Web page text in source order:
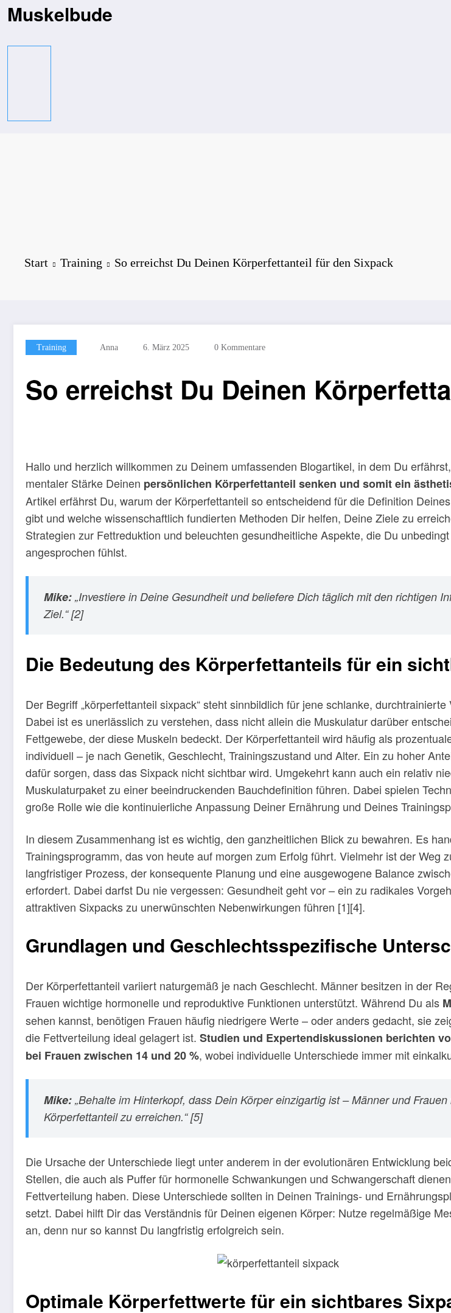
Zum
Inhalt
Muskelbude
Start Training So erreichst Du Deinen Körperfettanteil für den Sixpack
Training Anna 6. März 2025 0 Kommentare
So erreichst Du Deinen
Hallo und herzlich willkommen zu Deinem umfassenden Blogartikel, in dem Du
mentaler Stärke Deinen persönlichen Körperfettanteil senken und somit ein
Artikel erfährst Du, warum der Körperfettanteil so entscheidend für die Definition
gibt und welche wissenschaftlich fundierten Methoden Dir helfen, Deine Ziele zu
Strategien zur Fettreduktion und beleuchten gesundheitliche Aspekte, die Du
angesprochen fühlst.
Mike: „Investiere in Deine Gesundheit und beliefere Dich täglich mit den richtigen
Ziel.“ [2]
Die Bedeutung des Körperfettanteils für ein
Der Begriff „körperfettanteil sixpack“ steht sinnbildlich für jene schlanke,
Dabei ist es unerlässlich zu verstehen, dass nicht allein die Muskulatur darüber
Fettgewebe, der diese Muskeln bedeckt. Der Körperfettanteil wird häufig als
individuell – je nach Genetik, Geschlecht, Trainingszustand und Alter. Ein zu hoher
dafür sorgen, dass das Sixpack nicht sichtbar wird. Umgekehrt kann auch ein relativ
Muskulaturpaket zu einer beeindruckenden Bauchdefinition führen. Dabei spielen
große Rolle wie die kontinuierliche Anpassung Deiner Ernährung und Deines
In diesem Zusammenhang ist es wichtig, den ganzheitlichen Blick zu bewahren. Es
Trainingsprogramm, das von heute auf morgen zum Erfolg führt. Vielmehr ist der Weg
langfristiger Prozess, der konsequente Planung und eine ausgewogene Balance
erfordert. Dabei darfst Du nie vergessen: Gesundheit geht vor – ein zu radikales
attraktiven Sixpacks zu unerwünschten Nebenwirkungen führen [1][4].
Grundlagen und Geschlechtsspezifische
Der Körperfettanteil variiert naturgemäß je nach Geschlecht. Männer besitzen in der
Frauen wichtige hormonelle und reproduktive Funktionen unterstützt. Während Du als
sehen kannst, benötigen Frauen häufig niedrigere Werte – oder anders gedacht, sie
die Fettverteilung ideal gelagert ist. Studien und Expertendiskussionen berichten
bei Frauen zwischen 14 und 20 %, wobei individuelle Unterschiede immer mit
Mike: „Behalte im Hinterkopf, dass Dein Körper einzigartig ist – Männer und
Körperfettanteil zu erreichen.“ [5]
Die Ursache der Unterschiede liegt unter anderem in der evolutionären Entwicklung
Stellen, die auch als Puffer für hormonelle Schwankungen und Schwangerschaft
Fettverteilung haben. Diese Unterschiede sollten in Deinen Trainings- und
setzt. Dabei hilft Dir das Verständnis für Deinen eigenen Körper: Nutze regelmäßige
an, denn nur so kannst Du langfristig erfolgreich sein.
Optimale Körperfettwerte für ein sichtbares